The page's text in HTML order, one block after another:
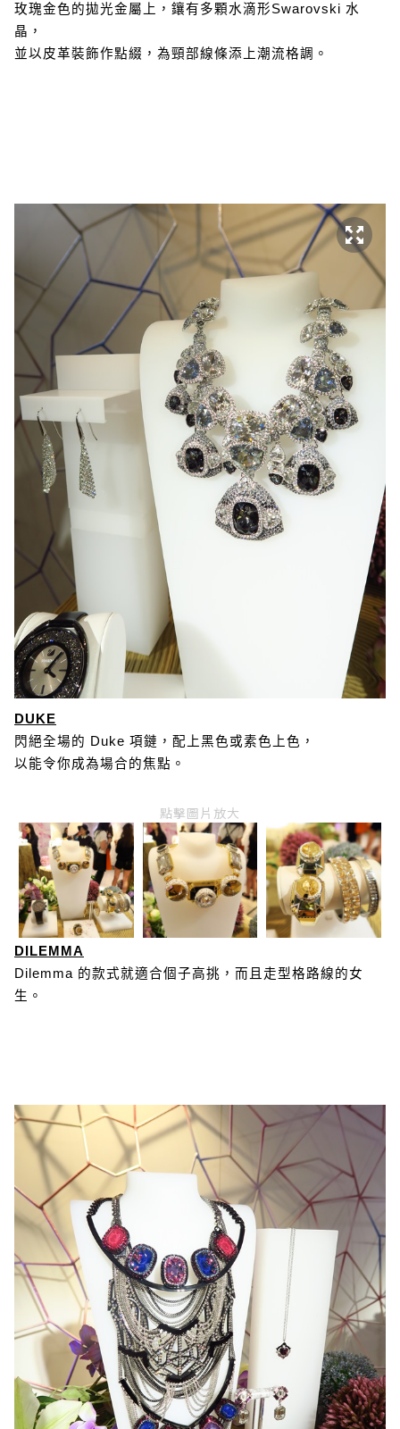
玫瑰金色的拋光金屬上，鑲有多顆水滴形Swarovski 水
晶，
並以皮革裝飾作點綴，為頸部線條添上潮流格調。
DUKE
閃絕全場的 Duke 項鏈，配上黑色或素色上色，
以能令你成為場合的焦點。
點擊圖片放大
DILEMMA
Dilemma 的款式就適合個子高挑，而且走型格路線的女
生。